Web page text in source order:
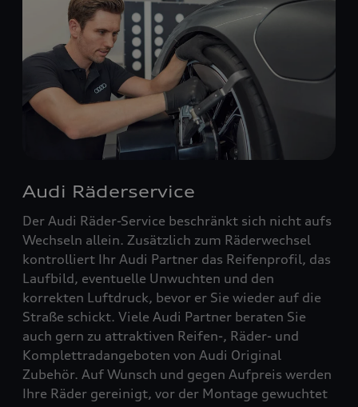
Audi Räderservice
Der Audi Räder-Service beschränkt sich nicht aufs
Wechseln allein. Zusätzlich zum Räderwechsel
kontrolliert Ihr Audi Partner das Reifenprofil, das
Laufbild, eventuelle Unwuchten und den
korrekten Luftdruck, bevor er Sie wieder auf die
Straße schickt. Viele Audi Partner beraten Sie
auch gern zu attraktiven Reifen-, Räder- und
Komplettradangeboten von Audi Original
Zubehör. Auf Wunsch und gegen Aufpreis werden
Ihre Räder gereinigt, vor der Montage gewuchtet